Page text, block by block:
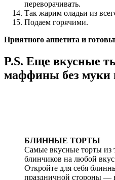
переворачивать.
Так жарим оладьи из
Подаем горячими.
Приятного аппетита и
P.S. Еще вкусные
маффины без муки
БЛИННЫЕ ТОРТЫ
Самые вкусные торты из
блинчиков на любой
Откройте для себя
праздничной стороны —